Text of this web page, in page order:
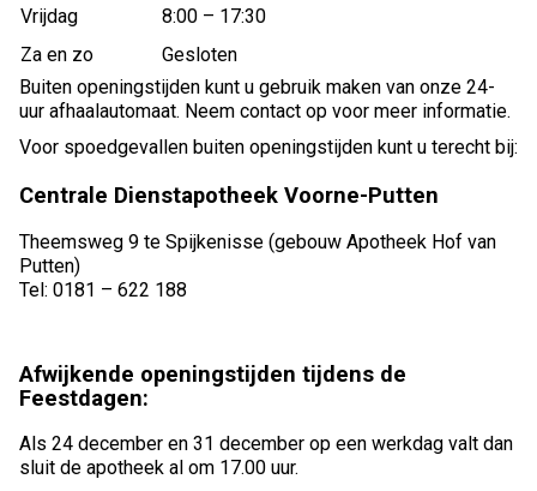
Vrijdag
8:00 – 17:30
Za en zo
Gesloten
Buiten openingstijden kunt u gebruik maken van onze 24-
uur afhaalautomaat. Neem contact op voor meer informatie.
Voor spoedgevallen buiten openingstijden kunt u terecht bij:
Centrale Dienstapotheek Voorne-Putten
Theemsweg 9 te Spijkenisse (gebouw Apotheek Hof van
Putten)
Tel: 0181 – 622 188
Afwijkende openingstijden tijdens de
Feestdagen:
Als 24 december en 31 december op een werkdag valt dan
sluit de apotheek al om 17.00 uur.